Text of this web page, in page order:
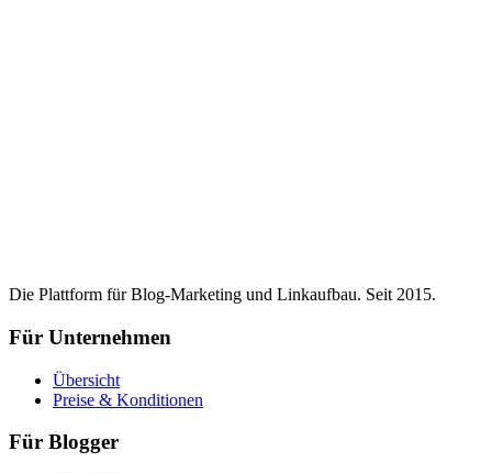
Die Plattform für Blog-Marketing und Linkaufbau. Seit 2015.
Für Unternehmen
Übersicht
Preise & Konditionen
Für Blogger